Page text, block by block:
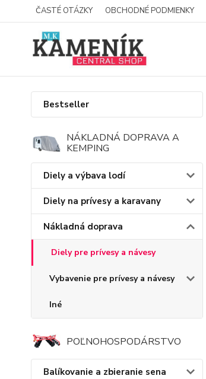
ČASTÉ OTÁZKY OBCHODNÉ PODMIENKY
Bestseller
NÁKLADNÁ DOPRAVA A
KEMPING
Diely a výbava lodí
Diely na prívesy a karavany
Nákladná doprava
Diely pre prívesy a návesy
Vybavenie pre prívesy a návesy
Iné
POĽNOHOSPODÁRSTVO
Balíkovanie a zbieranie sena